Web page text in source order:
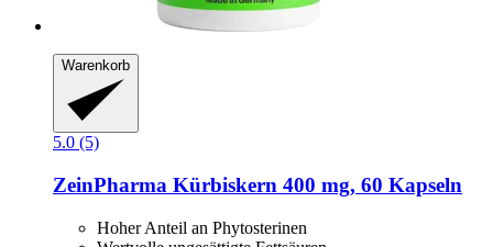
Warenkorb
5.0 (5)
ZeinPharma Kürbiskern 400 mg, 60 Kapseln
Hoher Anteil an Phytosterinen